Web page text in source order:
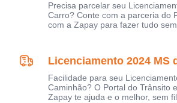
Precisa parcelar seu
Carro? Conte com a parceria do
com a Zapay para fazer tudo
Licenciamento 2024 MS
Facilidade para seu
Caminhão? O Portal do Trânsito
Zapay te ajuda e o melhor, sem